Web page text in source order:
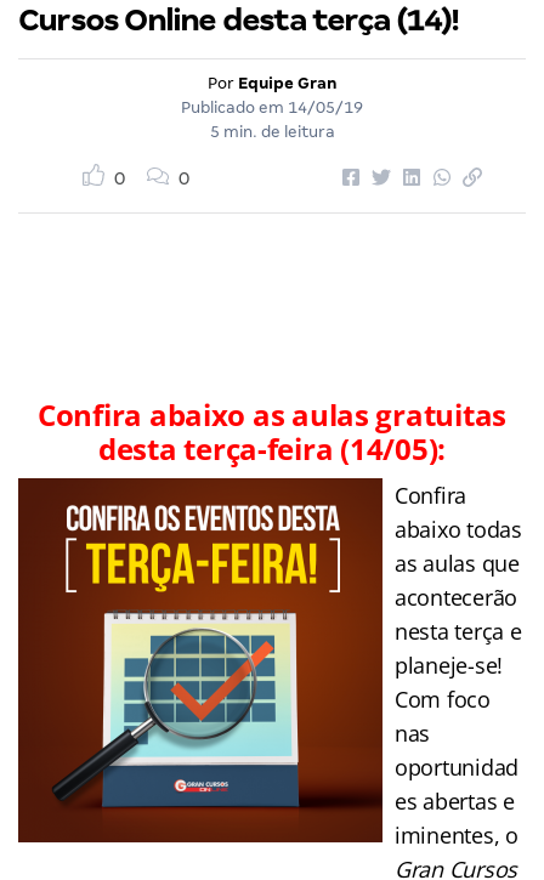
Cursos Online desta terça (14)!
Por Equipe Gran
Publicado em 14/05/19
5 min. de leitura
0 0
Confira abaixo as aulas gratuitas
desta terça-feira (14/05):
Confira
abaixo todas
as aulas que
acontecerão
nesta terça e
planeje-se!
Com foco
nas
oportunidad
es abertas e
iminentes, o
Gran Cursos